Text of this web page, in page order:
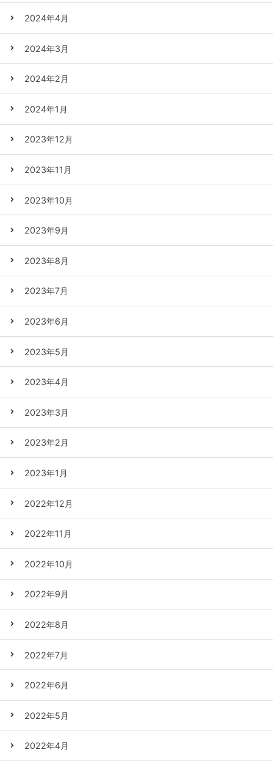
2024年4月
2024年3月
2024年2月
2024年1月
2023年12月
2023年11月
2023年10月
2023年9月
2023年8月
2023年7月
2023年6月
2023年5月
2023年4月
2023年3月
2023年2月
2023年1月
2022年12月
2022年11月
2022年10月
2022年9月
2022年8月
2022年7月
2022年6月
2022年5月
2022年4月